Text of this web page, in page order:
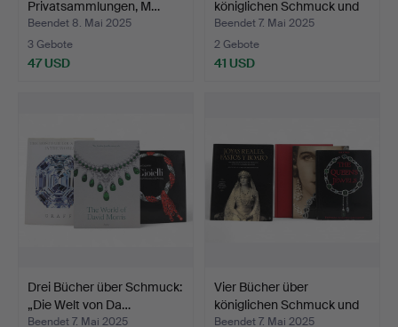
Privatsammlungen, M…
Beendet 8. Mai 2025
3 Gebote
47 USD
königlichen Schmuck und
g…
Beendet 7. Mai 2025
2 Gebote
41 USD
Drei Bücher über Schmuck:
„Die Welt von Da…
Beendet 7. Mai 2025
Vier Bücher über
königlichen Schmuck und
g…
Beendet 7. Mai 2025